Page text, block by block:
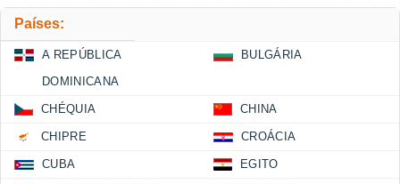
Países:
A REPÚBLICA
DOMINICANA
BULGÁRIA
CHÉQUIA CHINA
CHIPRE CROÁCIA
CUBA EGITO